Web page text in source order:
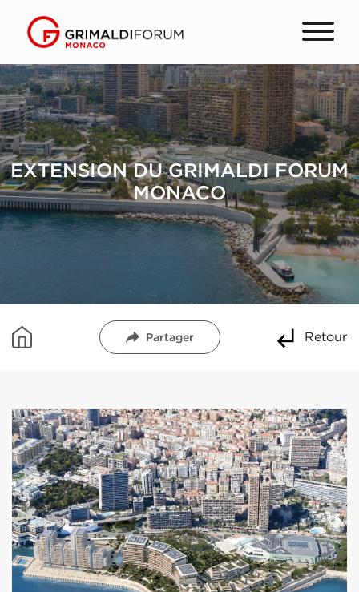
EXTENSION DU GRIMALDI FORUM
MONACO
Partager Retour